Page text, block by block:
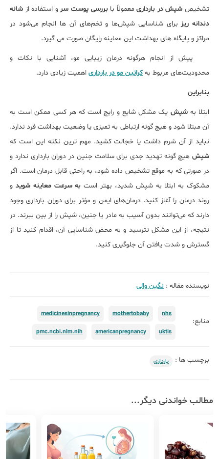
تشخیص شپش در بارداریمعمولاً بابررسی پوست سر و استفاده از شانه
دندانه ریز برای شناسایی شپش‌ها و تخم‌های آن ‌ها انجام می‌شود در
مراکز و پایگاه های بهداشت این معاینه رایگان صورت می گیرد.
پیش از انجام هرگونه درمان زیبایی مو، آشنایی با نکات و
محدودیت‌های مربوط به کراتین مو در بارداری اهمیت زیادی دارد.
بنابراین
ابتلا بهشپش یک مشکل شایع و رایج است که هر کسی ممکن است به
آن مبتلا شود و هیچ‌ گونه ارتباطی به تمیزی یا وضعیت بهداشت فرد ندارد.
نباید از آن شرم داشت یا خجالت کشید. مهم ‌ترین نکته این است که
شپش هیچ‌ گونه تهدید جدی برای سلامت جنین در دوران بارداری ندارد و
در صورتی که به موقع تشخیص داده شود، به راحتی قابل درمان است. اگر
مشکوک به ابتلا به شپش شدید، بهتر است به سرعت معاینه شوید و
روند درمان را آغاز کنید. درمان‌های ایمن و مؤثر برای دوران بارداری وجود
دارند که می‌توانند بدون آسیب به مادر یا جنین، شپش را از بین ببرند. در
نتیجه، از این مشکل نترسید و به محض شناسایی آن، اقدام کنید تا از
گسترش و شدت یافتن آن جلوگیری کنید.
نویسنده مقاله : نگین والی
منابع:
nhs
mothertobaby
medicinesinpregnancy
uktis
americanpregnancy
pmc.ncbi.nlm.nih
برچسب ها : بارداری
مطالب خواندنی دیگر...